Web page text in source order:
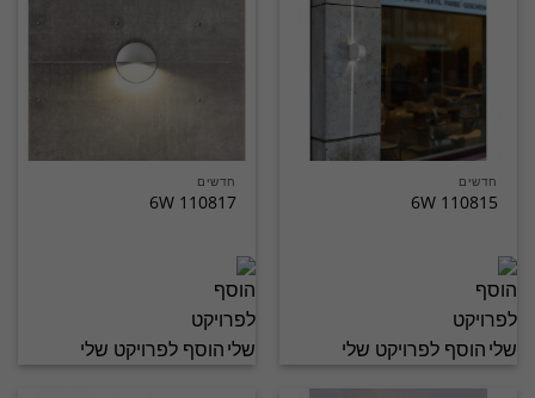
חדשים
110815 6W
הוסף לפרויקט שלי
חדשים
110817 6W
הוסף לפרויקט שלי